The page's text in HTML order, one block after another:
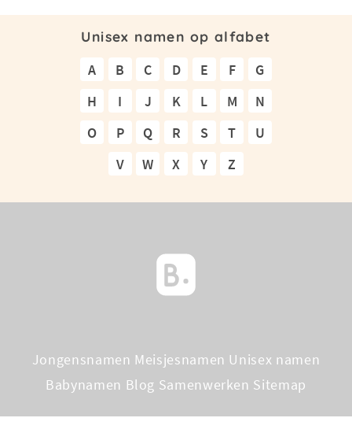
Unisex namen op alfabet
A B C D E F
G
H
I J K L M
N
O
P Q R S T
U
V
W X Y Z
Jongensnamen Meisjesnamen Unisex namen
Babynamen Blog Samenwerken Sitemap